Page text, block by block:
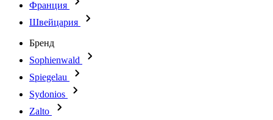
Франция
Швейцария
Бренд
Sophienwald
Spiegelau
Sydonios
Zalto